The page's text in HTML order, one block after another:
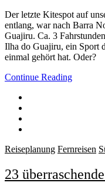
Der letzte Kitespot auf
entlang, war nach Barra
Guajiru. Ca. 3
Ilha do Guajiru, ein Sport
einmal gehört hat. Oder?
Continue Reading
Reiseplanung Fernreisen
23